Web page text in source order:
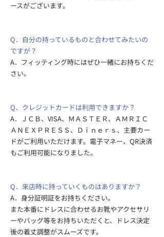
ースがございます。
Q．自分の持っているものと合わせてみたいの
ですが？
A．フィッティング時にはぜひ一緒にお持ちくだ
さい。
Q．クレジットカードは利用できますか？
A．ＪＣＢ、VISA、ＭＡＳＴＥＲ、ＡＭＲＩＣ
ＡＮＥＸＰＲＥＳＳ、Ｄｉｎｅｒｓ、主要カー
ドがご利用いただけます。電子マネー、QR決済
もご利用可能になりました。
Q．来店時に持っていくものはありますか？
A．身分証明証をお持ちください。
また本番にドレスに合わせるお靴やアクセサリ
ーやバッグ等をお持ちいただくと、ドレス決定
後の着丈調整がスムーズです。